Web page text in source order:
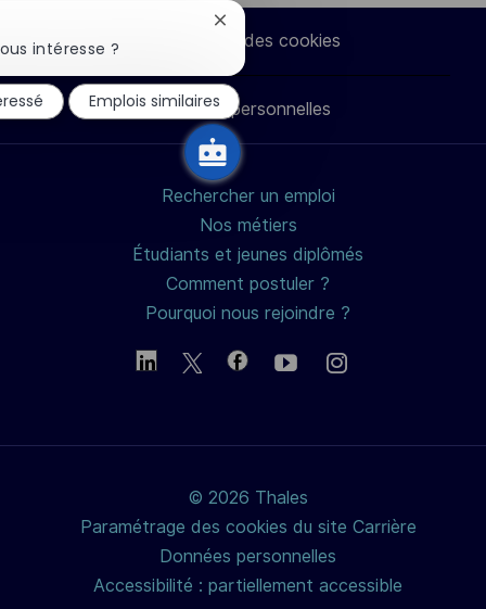
LinkedInFacebook
via
twitter
par
e-
mail
Paramètres des cookies
Données personnelles
Rechercher un emploi
Nos métiers
Étudiants et jeunes diplômés
Comment postuler ?
Pourquoi nous rejoindre ?
© 2026 Thales
Paramétrage des cookies du site Carrière
Données personnelles
Accessibilité : partiellement accessible
intéresse ?
Fermer
notification
du
chatbot
Emplois similaires